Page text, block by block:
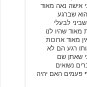
אישה נאה מאוד
הוא שברגע
לבעלי
מאוד שהיו לנו
מאוד ארוכות
רגע הם לא
שאתן שם
נשואים
פעמים האם יהיה